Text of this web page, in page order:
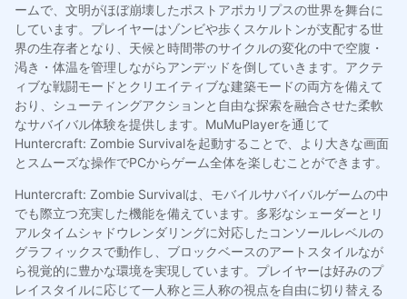
ームで、文明がほぼ崩壊したポストアポカリプスの世界を舞台に
しています。プレイヤーはゾンビや歩くスケルトンが支配する世
界の生存者となり、天候と時間帯のサイクルの変化の中で空腹・
渇き・体温を管理しながらアンデッドを倒していきます。アクテ
ィブな戦闘モードとクリエイティブな建築モードの両方を備えて
おり、シューティングアクションと自由な探索を融合させた柔軟
なサバイバル体験を提供します。MuMuPlayerを通じて
Huntercraft: Zombie Survivalを起動することで、より大きな画面
とスムーズな操作でPCからゲーム全体を楽しむことができます。
Huntercraft: Zombie Survivalは、モバイルサバイバルゲームの中
でも際立つ充実した機能を備えています。多彩なシェーダーとリ
アルタイムシャドウレンダリングに対応したコンソールレベルの
グラフィックスで動作し、ブロックベースのアートスタイルなが
ら視覚的に豊かな環境を実現しています。プレイヤーは好みのプ
レイスタイルに応じて一人称と三人称の視点を自由に切り替える